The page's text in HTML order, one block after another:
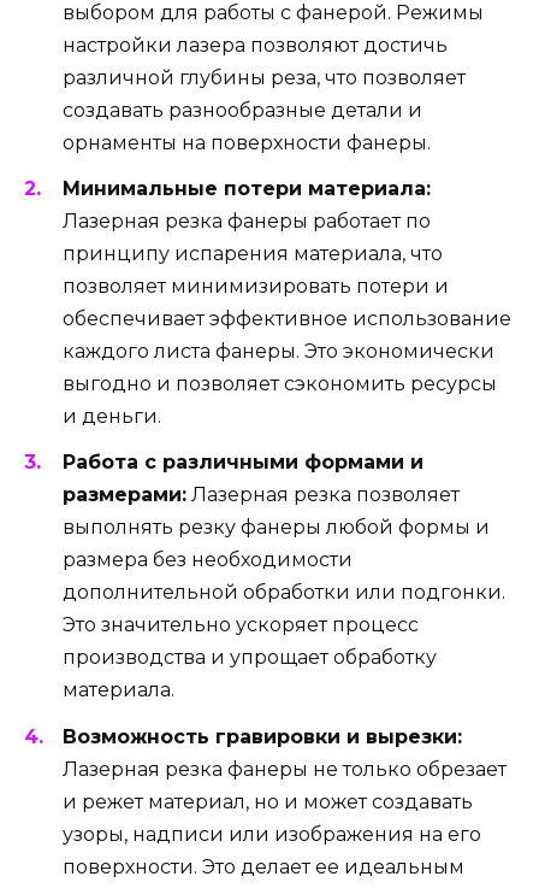
выбором для работы с фанерой. Режимы
настройки лазера позволяют достичь
различной глубины реза, что позволяет
создавать разнообразные детали и
орнаменты на поверхности фанеры.
Минимальные потери материала:
Лазерная резка фанеры работает по
принципу испарения материала, что
позволяет минимизировать потери и
обеспечивает эффективное использование
каждого листа фанеры. Это экономически
выгодно и позволяет сэкономить ресурсы
и деньги.
Работа с различными формами и
размерами: Лазерная резка позволяет
выполнять резку фанеры любой формы и
размера без необходимости
дополнительной обработки или подгонки.
Это значительно ускоряет процесс
производства и упрощает обработку
материала.
Возможность гравировки и вырезки:
Лазерная резка фанеры не только обрезает
и режет материал, но и может создавать
узоры, надписи или изображения на его
поверхности. Это делает ее идеальным